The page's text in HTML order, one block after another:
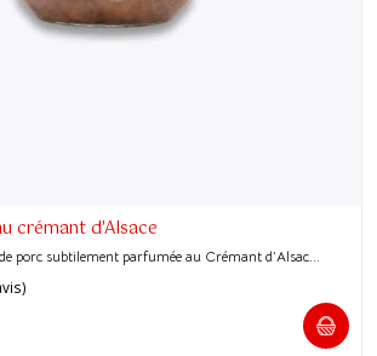
crémant d'Alsace
porc subtilement parfumée au Crémant d’Alsac...